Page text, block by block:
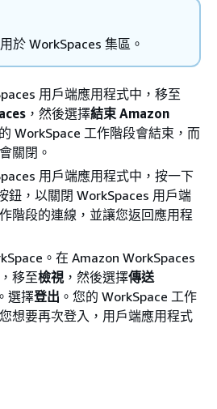
於 WorkSpaces 集區。
用戶端應用程式中，移至
，然後選擇結束 Amazon
WorkSpace 工作階段會結束，而
關閉。
用戶端應用程式中，按一下
鈕，以關閉 WorkSpaces 用戶端
階段的連線，並讓您返回應用程
。在 Amazon WorkSpaces
移至檢視 ，然後選擇傳送
。選擇登出 。您的 WorkSpace 工作
想要再次登入，用戶端應用程式